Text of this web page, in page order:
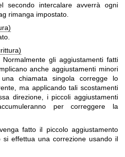
secondo intercalare avverrà ogni
rimanga impostato.
gli aggiustamenti fatti
anche aggiustamenti minori
chiamata singola corregge lo
ma applicando tali scostamenti
direzione, i piccoli aggiustamenti
per correggere la
fatto il piccolo aggiustamento
si effettua una correzione usando il